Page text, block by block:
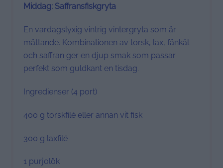
Middag: Saffransfiskgryta
En vardagslyxig vintrig vintergryta som är
mättande. Kombinationen av torsk, lax, fänkål
och saffran ger en djup smak som passar
perfekt som guldkant en tisdag.
Ingredienser (4 port)
400 g torskfilé eller annan vit fisk
300 g laxfilé
1 purjolök